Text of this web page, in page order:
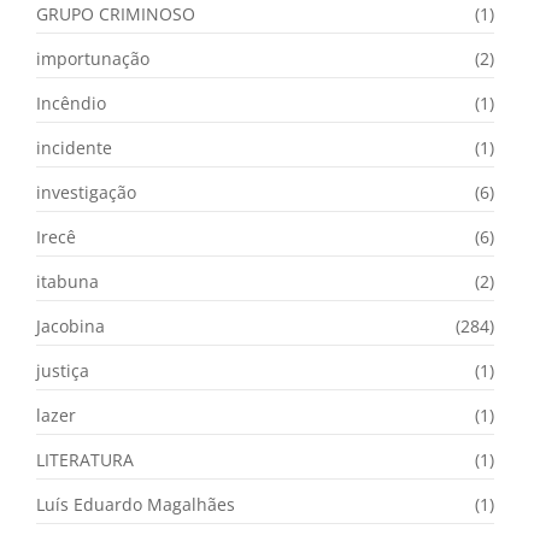
GRUPO CRIMINOSO
(1)
importunação
(2)
Incêndio
(1)
incidente
(1)
investigação
(6)
Irecê
(6)
itabuna
(2)
Jacobina
(284)
justiça
(1)
lazer
(1)
LITERATURA
(1)
Luís Eduardo Magalhães
(1)